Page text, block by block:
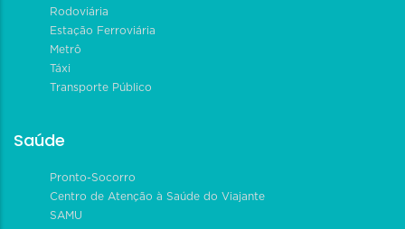
Rodoviária
Estação Ferroviária
Metrô
Táxi
Transporte Público
Saúde
Pronto-Socorro
Centro de Atenção à Saúde do Viajante
SAMU